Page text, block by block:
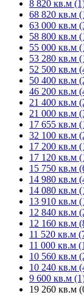
8 820 кв.м
68 820 кв.м
63 000 кв.м
58 800 кв.м
55 000 кв.м
53 280 кв.м
52 500 кв.м
50 400 кв.м
46 200 кв.м
21 400 кв.м
21 000 кв.м
17 655 кв.м
32 100 кв.м
17 200 кв.м
17 120 кв.м
15 750 кв.м
14 980 кв.м
14 080 кв.м
13 910 кв.м
12 840 кв.м
12 160 кв.м
11 520 кв.м
11 000 кв.м
10 560 кв.м
10 240 кв.м
9 600 кв.м
19 260 кв.м